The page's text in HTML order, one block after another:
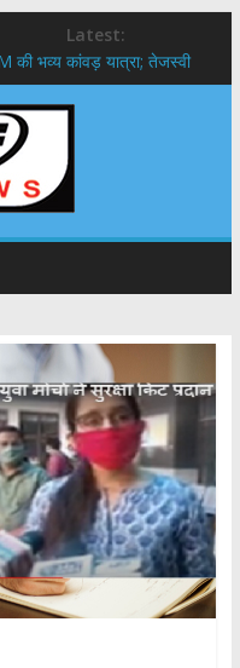
Latest:
की भव्य कांवड़ यात्रा; तेजस्वी
निलंबित, सीएम धामी के निर्देश
को कुल 146 करोड़ 32 लाख
बुनकरों और हस्तशिल्प
तक सब्सिडी, गंगा एक्सप्रेसवे का